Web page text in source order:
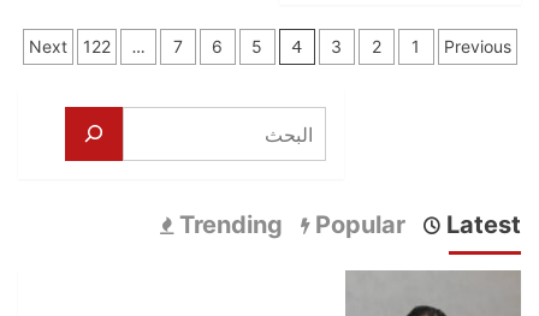
العيسوي
يرعى
الأعياد
عن
الملك
العهد..
والزعبي
تعدد
Previous
1
2
3
4
5
6
7
…
122
Next
البحث
Latest
Popular
Trending